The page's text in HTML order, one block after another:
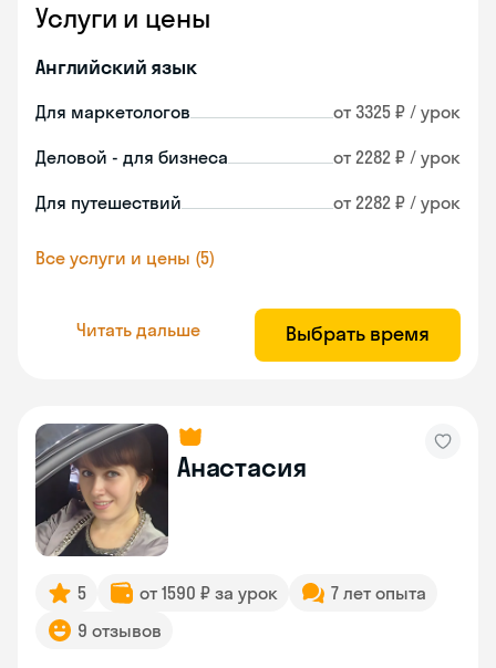
Услуги и цены
Английский язык
Для маркетологов от 3325 ₽ / урок
Деловой - для бизнеса от 2282 ₽ / урок
Для путешествий от 2282 ₽ / урок
Все услуги и цены (5)
Читать дальше Выбрать время
Анастасия
5 от 1590 ₽ за урок
7 лет опыта
9 отзывов